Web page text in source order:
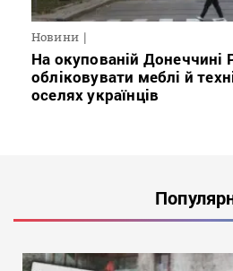
Новини
На окупованій Донеччині
обліковувати меблі й
оселях українців